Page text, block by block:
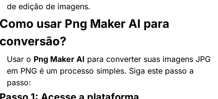
de edição de imagens.
Como usar Png Maker AI para
conversão?
Usar o Png Maker AI para converter suas imagens JPG
em PNG é um processo simples. Siga este passo a
passo: